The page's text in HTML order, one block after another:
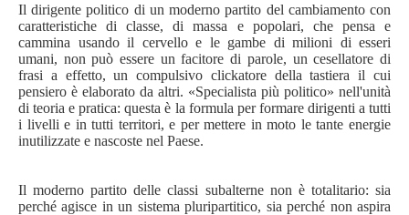
Il dirigente politico di un moderno partito del cambiamento con
caratteristiche di classe, di massa e popolari, che pensa e
cammina usando il cervello e le gambe di milioni di esseri
umani, non può essere un facitore di parole, un cesellatore di
frasi a effetto, un compulsivo clickatore della tastiera il cui
pensiero è elaborato da altri. «Specialista più politico» nell'unità
di teoria e pratica: questa è la formula per formare dirigenti a tutti
i livelli e in tutti territori, e per mettere in moto le tante energie
inutilizzate e nascoste nel Paese.
Il moderno partito delle classi subalterne non è totalitario: sia
perché agisce in un sistema pluripartitico, sia perché non aspira